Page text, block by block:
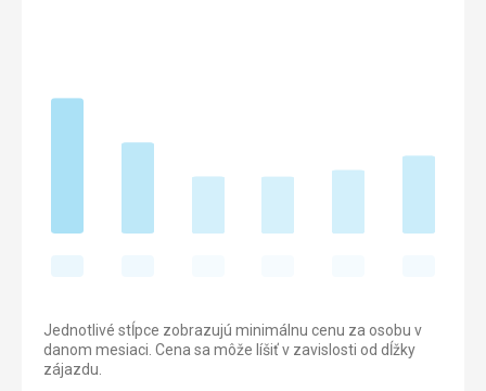
Jednotlivé stĺpce zobrazujú minimálnu cenu za osobu v
danom mesiaci. Cena sa môže líšiť v zavislosti od dĺžky
zájazdu.